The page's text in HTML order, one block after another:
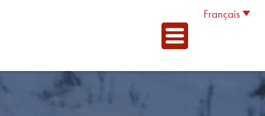
Français